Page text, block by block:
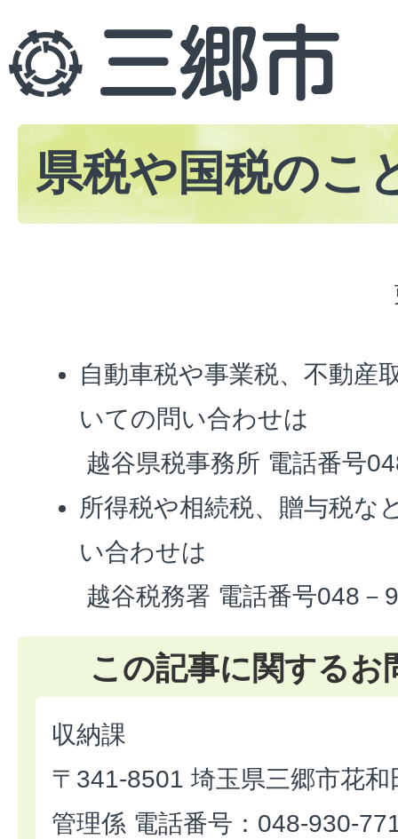
県税や国税のこ
自動車税や事業税、不動産
いての問い合わせは
越谷県税事務所 電話番号
所得税や相続税、贈与税な
い合わせは
越谷税務署 電話番号048－
この記事に関するお
収納課
〒341-8501 埼玉県三郷市花
管理係 電話番号：048-930-